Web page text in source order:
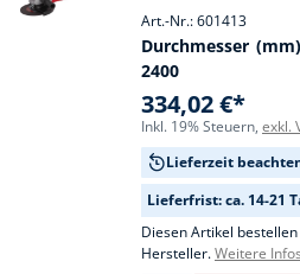
Art.-Nr.: 601413
Durchmesser
2400
334,02 €*
Inkl. 19% Steuern, exkl.
Lieferzeit
Lieferfrist: ca. 14-21
Diesen Artikel
Hersteller.Weitere Infos